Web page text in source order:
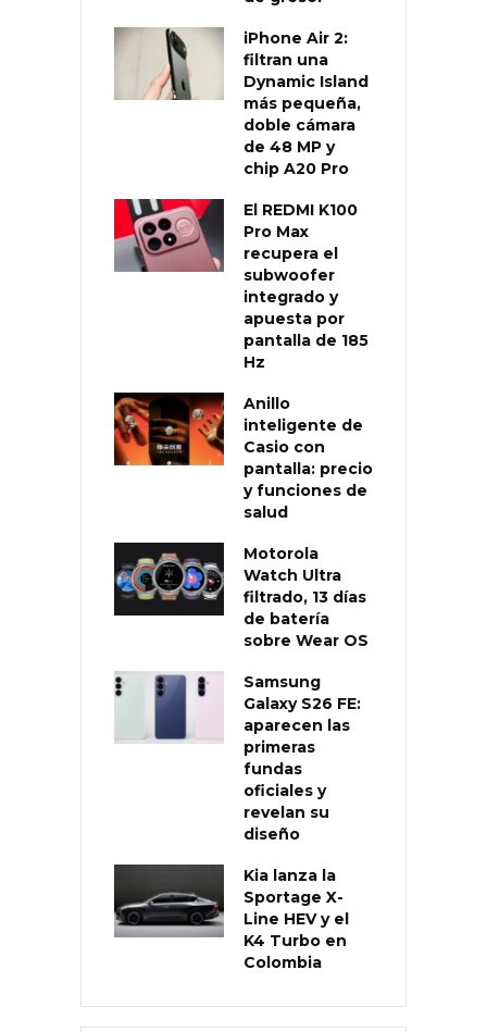
iPhone Air 2:
filtran una
Dynamic Island
más pequeña,
doble cámara
de 48 MP y
chip A20 Pro
El REDMI K100
Pro Max
recupera el
subwoofer
integrado y
apuesta por
pantalla de 185
Hz
Anillo
inteligente de
Casio con
pantalla: precio
y funciones de
salud
Motorola
Watch Ultra
filtrado, 13 días
de batería
sobre Wear OS
Samsung
Galaxy S26 FE:
aparecen las
primeras
fundas
oficiales y
revelan su
diseño
Kia lanza la
Sportage X-
Line HEV y el
K4 Turbo en
Colombia